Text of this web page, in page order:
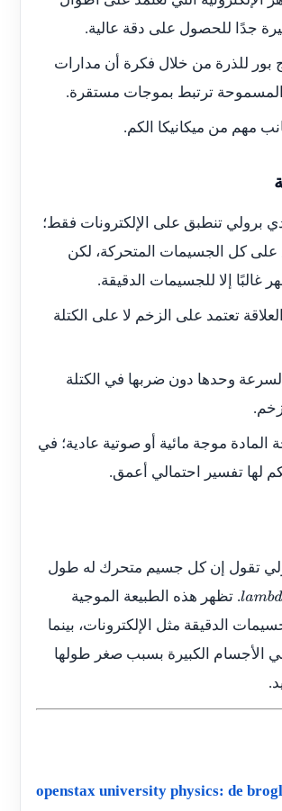
جدًا للحصول على دقة عالية.
بور للذرة من خلال فكرة أن مدارات
المسموحة ترتبط بموجات مستقرة.
مهم من ميكانيكا الكم.
برولي تنطبق على الإلكترونات فقط؛
كل الجسيمات المتحركة، لكن
غالبًا إلا للجسيمات الدقيقة.
تعتمد على الزخم لا على الكتلة
وحدها دون ضربها في الكتلة
المادة موجة مائية أو صوتية عادية؛ في
لها تفسير احتمالي أعمق.
تقول إن كل جسيم متحرك له طول
lambd
. تظهر هذه الطبيعة الموجية
الدقيقة مثل الإلكترونات، بينما
الأجسام الكبيرة بسبب صغر طولها
openstax university physics: de